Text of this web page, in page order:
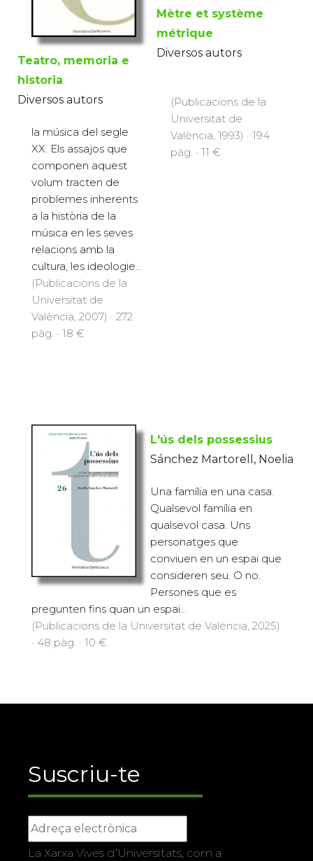
Teatro, memoria e
historia
Diversos autors
la música del segle
XX. Els assajos que
componen aquest
volum tracten de
problemes inherents
a la història de la
música en les seves
relacions amb la
cultura, les ideologie...
(Publicacions de la
Universitat de
València, 2007) · 272
pàg. · 18 €
Mètre et système
métrique
Diversos autors
(Publicacions de la
Universitat de
València, 1993) · 194
pàg. · 11 €
L'ús dels possessius
Sánchez Martorell, Noelia
Una família en una casa.
Qualsevol família en
qualsevol casa. Uns
personatges que
conviuen en un espai que
consideren seu. O no.
Persones que es
pregunten fins quan un espai...
(Publicacions de la Universitat de València, 2025)
· 48 pàg. · 10 €
Suscriu-te
La Xarxa Vives d’Universitats, com a